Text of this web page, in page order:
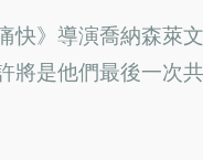
快》導演喬納森萊
是他們最後一次